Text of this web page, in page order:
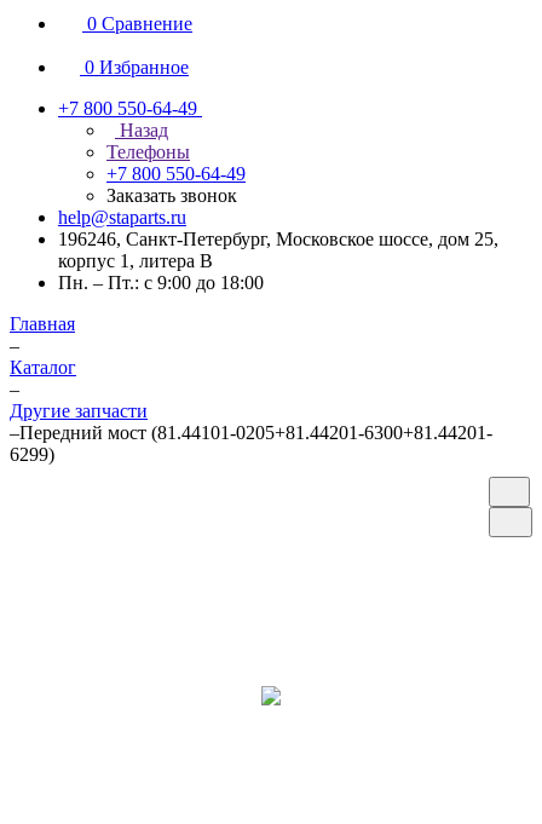
0 Сравнение
0 Избранное
+7 800 550-64-49
Назад
Телефоны
+7 800 550-64-49
Заказать звонок
help@staparts.ru
196246, Санкт-Петербург, Московское шоссе, дом 25,
корпус 1, литера В
Пн. – Пт.: с 9:00 до 18:00
Главная
–
Каталог
–
Другие запчасти
–Передний мост (81.44101-0205+81.44201-6300+81.44201-
6299)